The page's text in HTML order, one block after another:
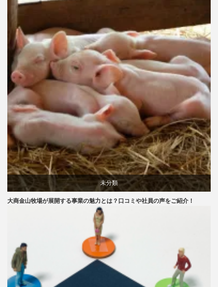
未分類
大商金山牧場が展開する事業の魅力とは？口コミや社員の声をご紹介！